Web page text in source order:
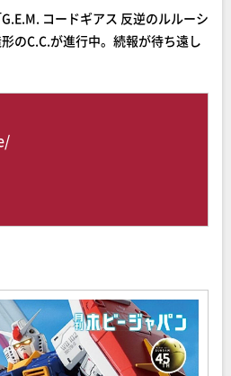
コードギアス 反逆のルルーシ
のC.C.が進行中。続報が待ち遠し